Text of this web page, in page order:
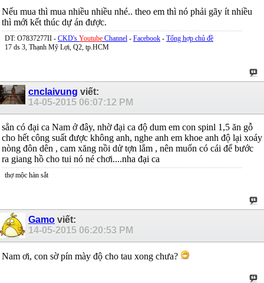
Nếu mua thì mua nhiều nhiều nhé.. theo em thì nó phải gãy ít nhiều
thì mới kết thúc dự án được.
DT: O7837277II - CKD's Youtube Channel - Facebook - Tổng hợp chủ đề
17 ds 3, Thạnh Mỹ Lợi, Q2, tp.HCM
cnclaivung viết:
14-05-2015 06:07:12 PM
sẳn có đại ca Nam ở đây, nhờ đại ca độ dum em con spinl 1,5 ăn gỗ
cho hết công suất được không anh, nghe anh em khoe anh độ lại xoáy
nòng đôn dên , cam xăng nồi dử tợn lắm , nên muốn có cái để bước
ra giang hồ cho tui nó né chơi....nha đại ca
thợ mộc hàn sắt
Gamo viết:
14-05-2015 06:20:53 PM
Nam ơi, con sờ pín mày độ cho tau xong chưa?